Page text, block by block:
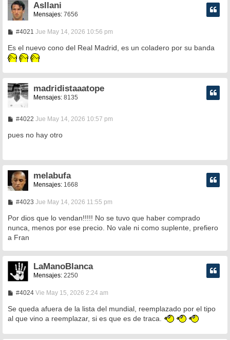
Asllani
Mensajes: 7656
#4021 M
n
s
a
e
Jue May 14, 2026 10:56 pm
Es el nuevo cono del Real Madrid, es un coladero por su banda
madridistaaatope
Mensajes: 8135
#4022M
n
e
Jue May 14, 2026 10:57 pm
pues no hay otro
melabufa
Mensajes: 1668
#4023M
n
s
a
Jue May 14, 2026 11:55 pm
Por dios que lo vendan!!!!! No se tuvo que haber comprado
nunca, menos por ese precio. No vale ni como suplente, prefiero
a Fran
LaManoBlanca
Mensajes: 2250
#4024M
n
s
a
e
Vie May 15, 2026 2:24 am
Se queda afuera de la lista del mundial, reemplazado por el tipo
al que vino a reemplazar, si es que es de traca.